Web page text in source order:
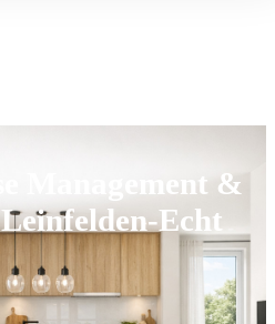
Management &
Echt